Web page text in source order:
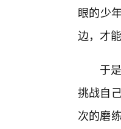
眼的少
边，才
于
挑战自
次的磨